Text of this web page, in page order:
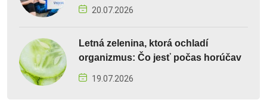
20.07.2026
Letná zelenina, ktorá ochladí
organizmus: Čo jesť počas horúčav
19.07.2026